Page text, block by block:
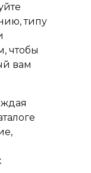
типу
чтобы
вам